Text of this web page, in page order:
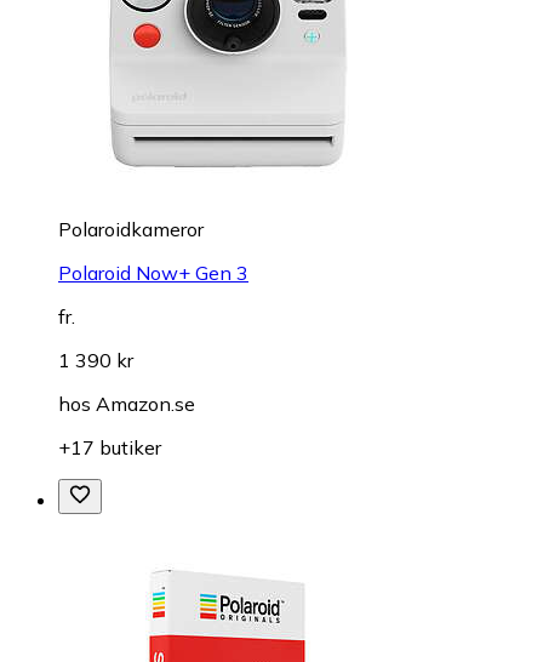
Polaroidkameror
Polaroid Now+ Gen 3
fr.
1 390 kr
hos Amazon.se
+17 butiker